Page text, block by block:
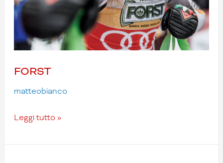
FORST
matteobianco
Leggi tutto »